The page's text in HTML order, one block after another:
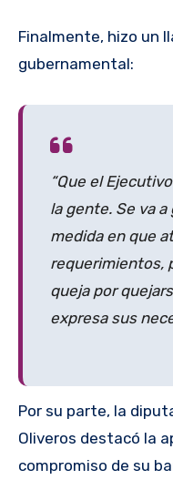
Finalmente, hizo un
gubernamental:
“Que el
la gente. Se va a
medida en que
requerimientos,
queja por
expresa sus
Por su parte, la
Oliveros destacó la
compromiso de su